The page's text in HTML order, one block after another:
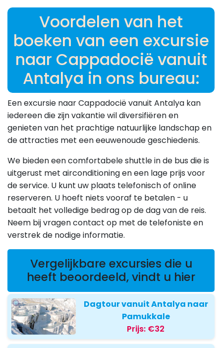
Voordelen van het
boeken van een excursie
naar Cappadocië vanuit
Antalya in ons bureau:
Een excursie naar Cappadocië vanuit Antalya kan
iedereen die zijn vakantie wil diversifiëren en
genieten van het prachtige natuurlijke landschap en
de attracties met een eeuwenoude geschiedenis.
We bieden een comfortabele shuttle in de bus die is
uitgerust met airconditioning en een lage prijs voor
de service. U kunt uw plaats telefonisch of online
reserveren. U hoeft niets vooraf te betalen - u
betaalt het volledige bedrag op de dag van de reis.
Neem bij vragen contact op met de telefoniste en
verstrek de nodige informatie.
Vergelijkbare excursies die u
heeft beoordeeld, vindt u hier
Dagtour vanuit Antalya naar
Pamukkale
Prijs: €32